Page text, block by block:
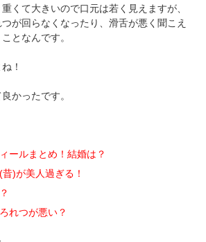
くて大きいので口元は若く見えますが、
が回らなくなったり、滑舌が悪く聞こえ
となんです。
！
かったです。
ールまとめ！結婚は？
)が美人過ぎる！
れつが悪い？